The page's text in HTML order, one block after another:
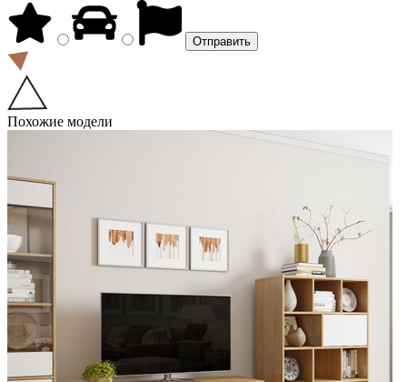
Похожие модели